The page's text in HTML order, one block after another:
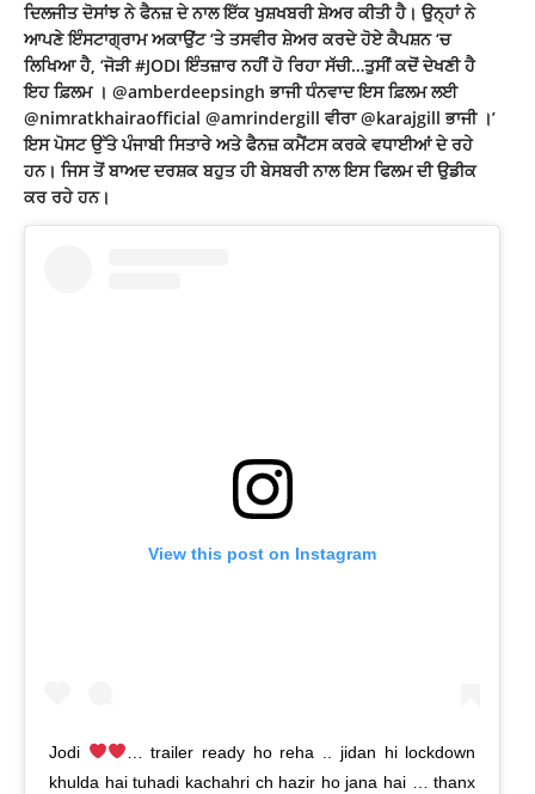
ਦਿਲਜੀਤ ਦੋਸਾਂਝ ਨੇ ਫੈਨਜ਼ ਦੇ ਨਾਲ ਇੱਕ ਖੁਸ਼ਖਬਰੀ ਸ਼ੇਅਰ ਕੀਤੀ ਹੈ। ਉਨ੍ਹਾਂ ਨੇ
ਆਪਣੇ ਇੰਸਟਾਗ੍ਰਾਮ ਅਕਾਉਂਟ ‘ਤੇ ਤਸਵੀਰ ਸ਼ੇਅਰ ਕਰਦੇ ਹੋਏ ਕੈਪਸ਼ਨ ‘ਚ
ਲਿਖਿਆ ਹੈ, ‘ਜੋੜੀ #JODI ਇੰਤਜ਼ਾਰ ਨਹੀਂ ਹੋ ਰਿਹਾ ਸੱਚੀ…ਤੁਸੀਂ ਕਦੋਂ ਦੇਖਣੀ ਹੈ
ਇਹ ਫ਼ਿਲਮ । @amberdeepsingh ਭਾਜੀ ਧੰਨਵਾਦ ਇਸ ਫ਼ਿਲਮ ਲਈ
@nimratkhairaofficial @amrindergill ਵੀਰਾ @karajgill ਭਾਜੀ ।’
ਇਸ ਪੋਸਟ ਉੱਤੇ ਪੰਜਾਬੀ ਸਿਤਾਰੇ ਅਤੇ ਫੈਨਜ਼ ਕਮੈਂਟਸ ਕਰਕੇ ਵਧਾਈਆਂ ਦੇ ਰਹੇ
ਹਨ। ਜਿਸ ਤੋਂ ਬਾਅਦ ਦਰਸ਼ਕ ਬਹੁਤ ਹੀ ਬੇਸਬਰੀ ਨਾਲ ਇਸ ਫਿਲਮ ਦੀ ਉਡੀਕ
ਕਰ ਰਹੇ ਹਨ।
View this post on Instagram
Jodi
… trailer ready ho reha .. jidan hi lockdown
khulda hai tuhadi kachahri ch hazir ho jana hai … thanx